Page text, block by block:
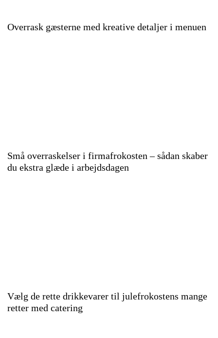
Overrask gæsterne med kreative detaljer i menuen
Små overraskelser i firmafrokosten – sådan skaber
du ekstra glæde i arbejdsdagen
Vælg de rette drikkevarer til julefrokostens mange
retter med catering